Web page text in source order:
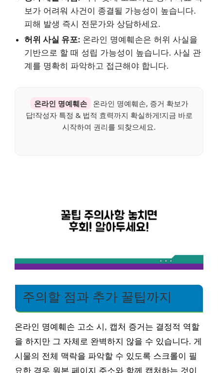
보가 어려워 사건이 종결될 가능성이 높습니다.
피해 발생 즉시 전문가와 상담하세요.
허위 사실 유포: 온라인 명예훼손은 허위 사실을
기반으로 할 때 성립 가능성이 높습니다. 사실 관
계를 명확히 파악하고 접근해야 합니다.
온라인 명예훼손
온라인 명예훼손, 증거 확보가
답!작성자 특정 & 법적 효력까지 확실하게!지금 바로
시작하여 권리를 되찾으세요.
주의할 점과 추가 꿀팁까지
온라인 명예훼손 고소 시, 캡처 증거는 결정적 역할
을 하지만 그 자체로 완벽하지 않을 수 있습니다. 게
시물의 전체 맥락을 파악할 수 있도록 스크롤이 필
요한 경우 원본 페이지 주소와 함께 캡처하는 것이